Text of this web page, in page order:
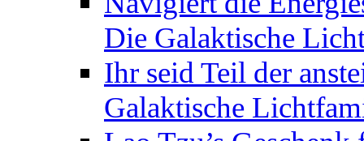
Die Galaktische
Ihr seid Teil der
Galaktische